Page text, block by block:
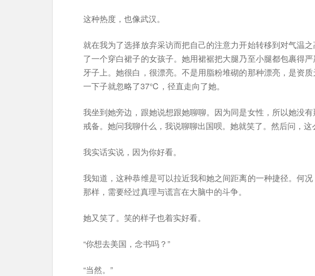
这种热度，也像武汉。
就在我为了选择放弃采访而把自己的注意力开始转移到对气温
了一个穿白裙子的女孩子。她用裙裾把大腿乃至小腿都包裹得
牙子上。她很白，很漂亮。不是用脂粉堆砌的那种漂亮，是资
一下子就忽略了37℃，径直走向了她。
我坐到她旁边，跟她说想跟她聊聊。因为同是女性，所以她没
戒备。她问我聊什么，我说聊聊出国呗。她就笑了。然后问，这
我实话实说，因为你好看。
我知道，这种恭维是可以拉近我和她之间距离的一种捷径。何
那样，需要经过真理与谎言在大脑中的斗争。
她又笑了。笑的样子也着实好看。
“你想去美国，念书吗？”
“当然。”